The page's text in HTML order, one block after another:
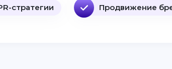
стратегии Продвижение